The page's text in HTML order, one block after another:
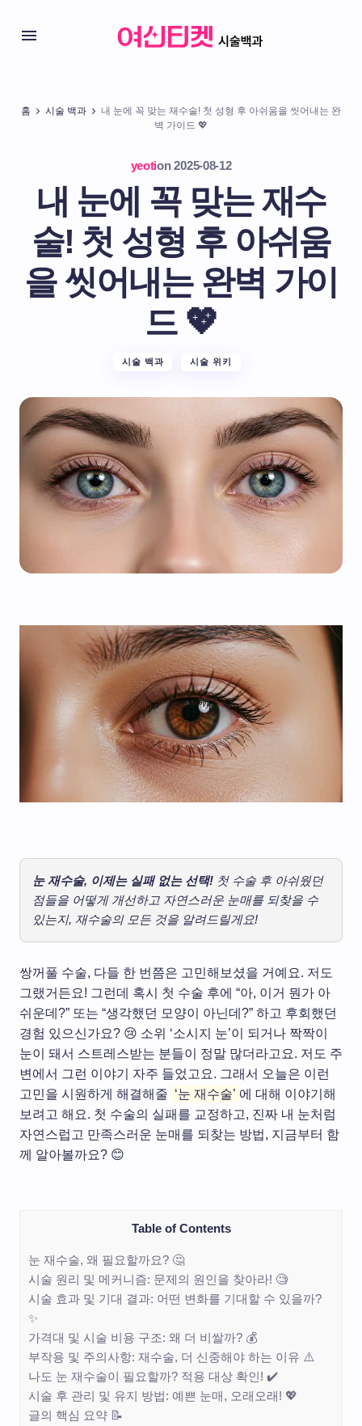
홈 시술 백과
내 눈에 꼭 맞는 재수술! 첫 성형 후 아쉬움을 씻어내는 완
벽 가이드 💖
yeotion 2025-08-12
내 눈에 꼭 맞는 재수
술! 첫 성형 후 아쉬움
을 씻어내는 완벽 가이
드 💖
시술 백과 시술 위키
눈 재수술, 이제는 실패 없는 선택! 첫 수술 후 아쉬웠던
점들을 어떻게 개선하고 자연스러운 눈매를 되찾을 수
있는지, 재수술의 모든 것을 알려드릴게요!
쌍꺼풀 수술, 다들 한 번쯤은 고민해보셨을 거예요. 저도
그랬거든요! 그런데 혹시 첫 수술 후에 “아, 이거 뭔가 아
쉬운데?” 또는 “생각했던 모양이 아닌데?” 하고 후회했던
경험 있으신가요? 😢 소위 ‘소시지 눈’이 되거나 짝짝이
눈이 돼서 스트레스받는 분들이 정말 많더라고요. 저도 주
변에서 그런 이야기 자주 들었고요. 그래서 오늘은 이런
고민을 시원하게 해결해줄 ‘눈 재수술’ 에 대해 이야기해
보려고 해요. 첫 수술의 실패를 교정하고, 진짜 내 눈처럼
자연스럽고 만족스러운 눈매를 되찾는 방법, 지금부터 함
께 알아볼까요? 😊
Table of Contents
눈 재수술, 왜 필요할까요? 🤔
시술 원리 및 메커니즘: 문제의 원인을 찾아라! 🧐
시술 효과 및 기대 결과: 어떤 변화를 기대할 수 있을까?
✨
가격대 및 시술 비용 구조: 왜 더 비쌀까? 💰
부작용 및 주의사항: 재수술, 더 신중해야 하는 이유 ⚠️
나도 눈 재수술이 필요할까? 적용 대상 확인! ✔️
시술 후 관리 및 유지 방법: 예쁜 눈매, 오래오래! 💖
글의 핵심 요약 📝